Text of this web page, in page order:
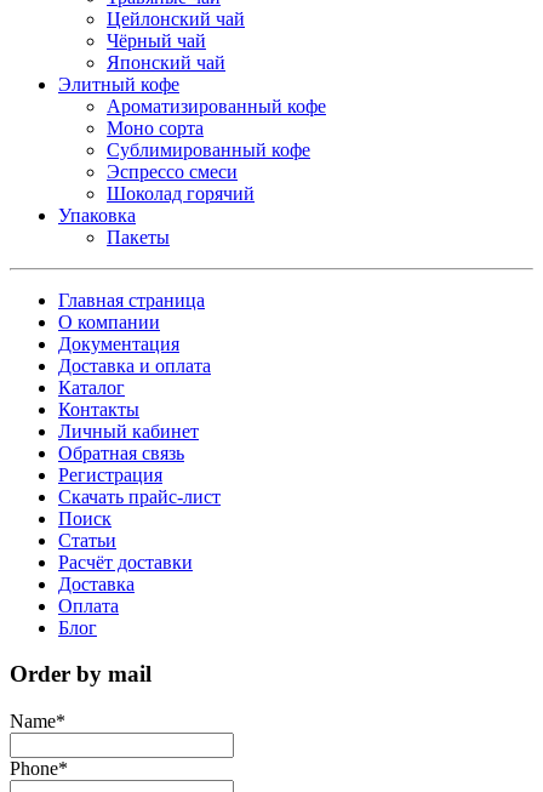
Цейлонский чай
Чёрный чай
Японский чай
Элитный кофе
Ароматизированный кофе
Моно сорта
Сублимированный кофе
Эспрессо смеси
Шоколад горячий
Упаковка
Пакеты
Главная страница
О компании
Документация
Доставка и оплата
Каталог
Контакты
Личный кабинет
Обратная связь
Регистрация
Скачать прайс-лист
Поиск
Статьи
Расчёт доставки
Доставка
Оплата
Блог
Order by mail
Name*
Phone*